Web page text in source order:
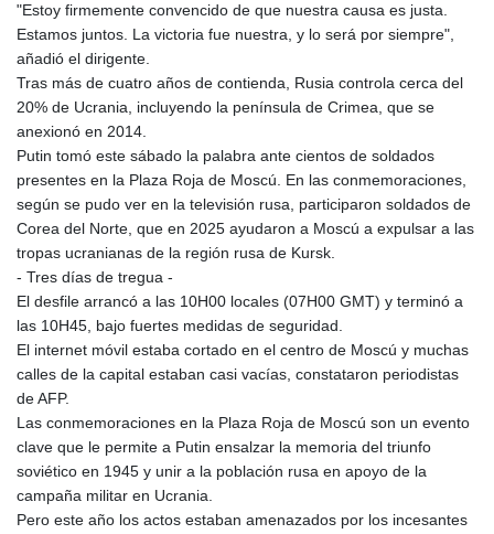
JMD 183.057725
JPY 182.445186
KES 149.158147
4681.941823
KMF 492.514185
KRW
1627.677557
KYD 0.960588
KZT 540.233287
26025.676609
103223.017367
LKR 386.635196
LRD 208.057415
LTL 3.413768
"Estoy firmemente convencido de que nuestra causa es justa.
Estamos juntos. La victoria fue nuestra, y lo será por siempre",
añadió el dirigente.
Tras más de cuatro años de contienda, Rusia controla cerca del
20% de Ucrania, incluyendo la península de Crimea, que se
anexionó en 2014.
Putin tomó este sábado la palabra ante cientos de soldados
presentes en la Plaza Roja de Moscú. En las conmemoraciones,
según se pudo ver en la televisión rusa, participaron soldados de
Corea del Norte, que en 2025 ayudaron a Moscú a expulsar a las
tropas ucranianas de la región rusa de Kursk.
- Tres días de tregua -
El desfile arrancó a las 10H00 locales (07H00 GMT) y terminó a
las 10H45, bajo fuertes medidas de seguridad.
El internet móvil estaba cortado en el centro de Moscú y muchas
calles de la capital estaban casi vacías, constataron periodistas
de AFP.
Las conmemoraciones en la Plaza Roja de Moscú son un evento
clave que le permite a Putin ensalzar la memoria del triunfo
soviético en 1945 y unir a la población rusa en apoyo de la
campaña militar en Ucrania.
Pero este año los actos estaban amenazados por los incesantes